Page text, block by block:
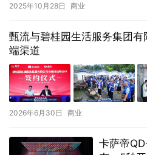
2025年10月28日 商业
甄流与碧桂园生活服务集团
端渠道
2026年6月30日 商业
卡萨帝